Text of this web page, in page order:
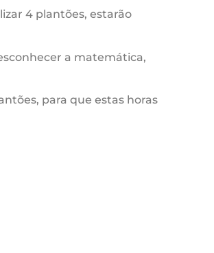
4 plantões, estarão
a matemática,
para que estas horas